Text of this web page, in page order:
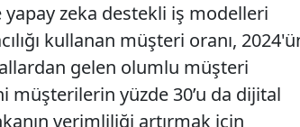
yapay zeka destekli iş modelleri
kullanan müşteri oranı,
gelen olumlu müşteri
müşterilerin yüzde 30’u da dijital
verimliliği artırmak için